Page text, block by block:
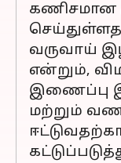
கணிசமான
வருவாய்
என்றும்,
இணைப்பு
மற்றும்